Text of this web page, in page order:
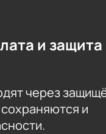
и защита
через
и